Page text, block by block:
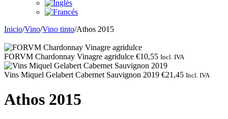
Inicio/Vino/Vino tinto/Athos 2015
FORVM Chardonnay Vinagre agridulce €10,55 Incl. IVA
Vins Miquel Gelabert Cabernet Sauvignon 2019 €21,45 Incl. IVA
Athos 2015